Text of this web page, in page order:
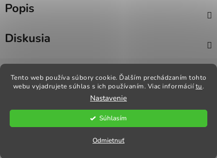
Tento web používa súbory cookie. Ďalším prechádzaním tohto
webu vyjadrujete súhlas s ich používaním. Viac informáciítu.
Nastavenie
Odmietnuť
Súhlasím
Popis
Diskusia
Z
Kontakt Obchodné podmienky
Odstúpenie od zmluvy
Reklamačný poriadok Obchodné podmienky
Vytvoril Shoptet
Praktik Textil. Všetky práva vyhradené.